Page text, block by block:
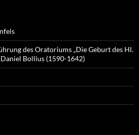
des Oratoriums „Die Geburt des Hl.
Daniel Bollius (1590-1642)